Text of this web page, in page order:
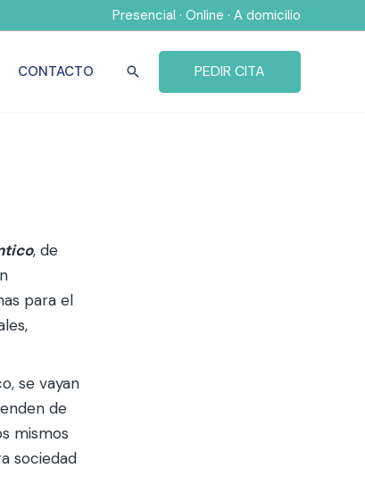
Presencial · Online · A domicilio
CONTACTO Buscar PEDIR CITA
, de
para el
se vayan
de
mismos
sociedad